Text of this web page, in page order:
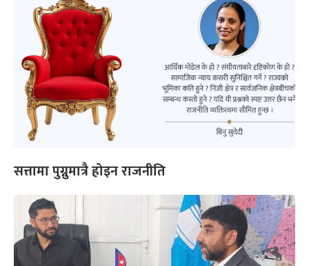
सत्तामा पुग्नुमात्रै होइन राजनीति